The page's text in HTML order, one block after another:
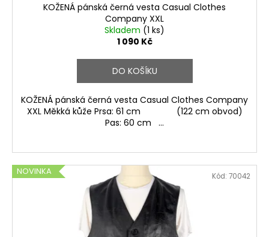
KOŽENÁ pánská černá vesta Casual Clothes
Company XXL
Skladem (1 ks)
1 090 Kč
DO KOŠÍKU
KOŽENÁ pánská černá vesta Casual Clothes Company
XXL Měkká kůže Prsa: 61 cm (122 cm obvod)
Pas: 60 cm ...
NOVINKA Kód: 70042